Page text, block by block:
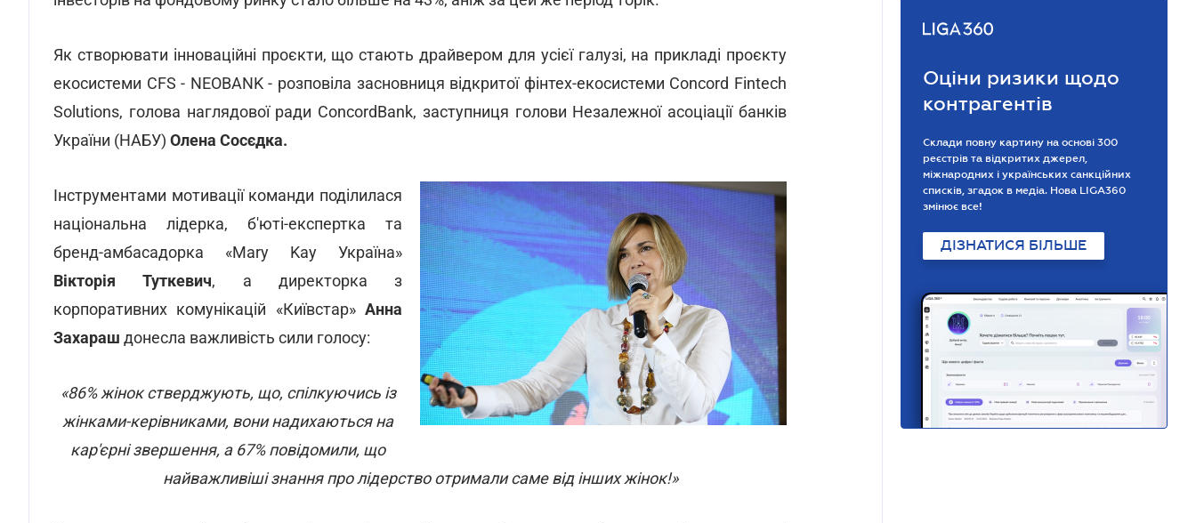
Як створювати інноваційні проєкти, що стають драйвером для усієї галузі, на прикладі проєкту
екосистеми CFS - NEOBANK - розповіла засновниця відкритої фінтех-екосистеми Concord Fintech
Solutions, голова наглядової ради ConcordBank, заступниця голови Незалежної асоціації банків
України (НАБУ) Олена Сосєдка.
Інструментами мотивації команди поділилася
національна лідерка, б'юті-експертка та
бренд-амбасадорка «Mary Kay Україна»
Вікторія Туткевич, а директорка з
корпоративних комунікацій «Київстар» Анна
Захараш донесла важливість сили голосу:
«86% жінок стверджують, що, спілкуючись із
жінками-керівниками, вони надихаються на
кар'єрні звершення, а 67% повідомили, що
найважливіші знання про лідерство отримали саме від інших жінок!»
Оціни ризики щодо
контрагентів
Склади повну картину на основі 300
реєстрів та відкритих джерел,
міжнародних і українських санкційних
списків, згадок в медіа. Нова LIGA360
змінює все!
ДІЗНАТИСЯ БІЛЬШЕ